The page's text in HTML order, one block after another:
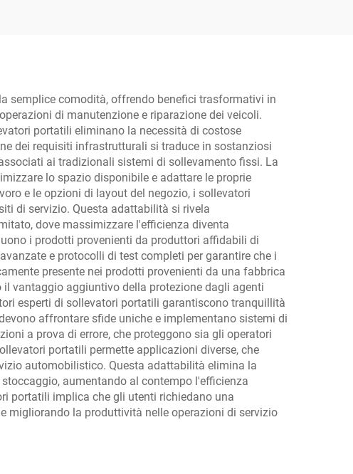
semplice comodità, offrendo benefici trasformativi in
di manutenzione e riparazione dei veicoli.
portatili eliminano la necessità di costose
dei requisiti infrastrutturali si traduce in sostanziosi
ai tradizionali sistemi di sollevamento fissi. La
lo spazio disponibile e adattare le proprie
e le opzioni di layout del negozio, i sollevatori
di servizio. Questa adattabilità si rivela
dove massimizzare l'efficienza diventa
i prodotti provenienti da produttori affidabili di
e protocolli di test completi per garantire che i
presente nei prodotti provenienti da una fabbrica
vantaggio aggiuntivo della protezione dagli agenti
esperti di sollevatori portatili garantiscono tranquillità
affrontare sfide uniche e implementano sistemi di
a prova di errore, che proteggono sia gli operatori
portatili permette applicazioni diverse, che
automobilistico. Questa adattabilità elimina la
aumentando al contempo l'efficienza
portatili implica che gli utenti richiedano una
migliorando la produttività nelle operazioni di servizio